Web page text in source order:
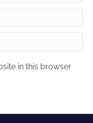
in this browser